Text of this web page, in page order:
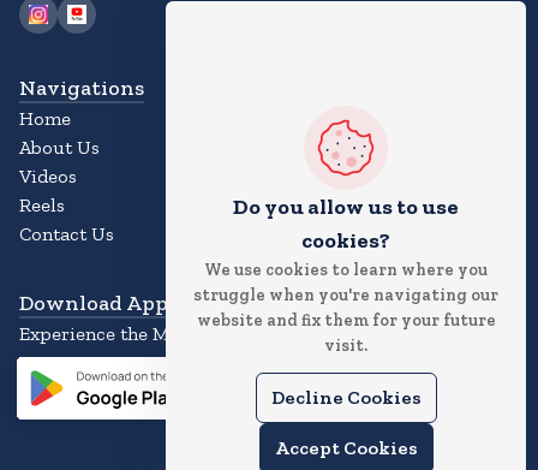
Do you allow us to use
cookies?
We use cookies to learn where you
struggle when you're navigating our
website and fix them for your future
visit.
Decline Cookies
Accept Cookies
Navigations
Home
About Us
Videos
Reels
Contact Us
Download App
Experience the Magic of the News App